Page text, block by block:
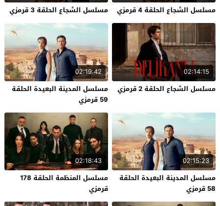
مسلسل الشجاع الحلقة 4 قرمزي
مسلسل الشجاع الحلقة 3 قرمزي
02:14:15
مسلسل الشجاع الحلقة 2 قرمزي
02:19:42
مسلسل المدينة البعيدة الحلقة
59 قرمزي
02:15:23
مسلسل المدينة البعيدة الحلقة
58 قرمزي
02:18:43
مسلسل المنظمة الحلقة 178
قرمزي